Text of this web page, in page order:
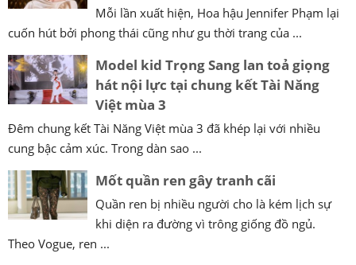
Mỗi lần xuất hiện, Hoa hậu Jennifer Phạm lại
cuốn hút bởi phong thái cũng như gu thời trang của ...
Model kid Trọng Sang lan toả giọng
hát nội lực tại chung kết Tài Năng
Việt mùa 3
Đêm chung kết Tài Năng Việt mùa 3 đã khép lại với nhiều
cung bậc cảm xúc. Trong dàn sao ...
Mốt quần ren gây tranh cãi
Quần ren bị nhiều người cho là kém lịch sự
khi diện ra đường vì trông giống đồ ngủ.
Theo Vogue, ren ...